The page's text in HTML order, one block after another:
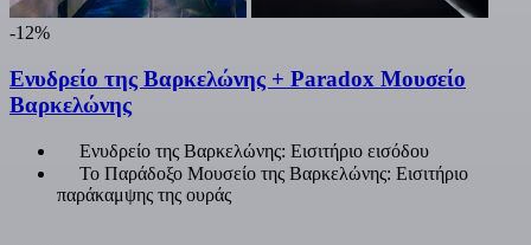
-12%
Ενυδρείο της Βαρκελώνης + Paradox Μουσείο
Βαρκελώνης
Ενυδρείο της Βαρκελώνης: Εισιτήριο εισόδου
Το Παράδοξο Μουσείο της Βαρκελώνης: Εισιτήριο
παράκαμψης της ουράς